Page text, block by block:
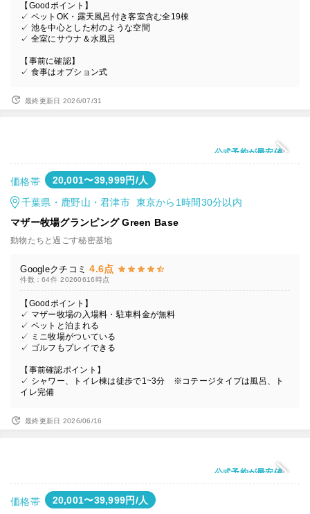
【Goodポイント】
✓ ペットOK・露天風呂付き客室含む全19棟
✓ 池を中心とした村のような空間
✓ 全室にサウナ＆水風呂
【事前に確認】
✓ 食事はオプション式
最終更新日 2026/07/31
公式予約が最安値
価格帯 20,001〜39,999円/人
千葉県・鹿野山・君津市 東京から1時間30分以内
マザー牧場グランピング Green Base
動物たちと過ごす秘密基地
Googleクチコミ 4.6点
件数：64件 20260616時点
【Goodポイント】
✓ マザー牧場の入場料・駐車料金が無料
✓ ペットと泊まれる
✓ ミニ牧場がついている
✓ ゴルフもプレイできる
【事前確認ポイント】
✓ シャワー、トイレ棟は徒歩で1~3分 ※コテージタイプは風呂、ト
イレ完備
最終更新日 2026/06/16
公式予約が最安値
価格帯 20,001〜39,999円/人